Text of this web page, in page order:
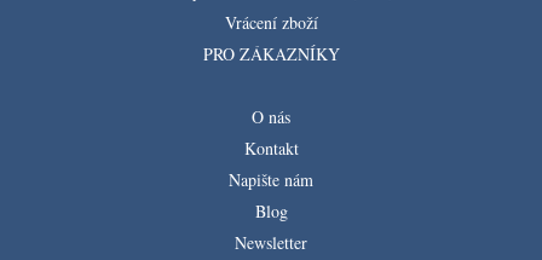
Vrácení zboží
PRO ZÁKAZNÍKY
O nás
Kontakt
Napište nám
Blog
Newsletter